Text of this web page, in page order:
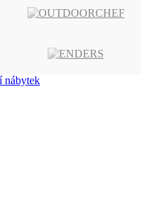
nábytek